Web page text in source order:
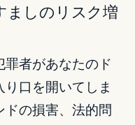
ましのリスク増
者があなたのド
口を開いてしま
ドの損害、法的問